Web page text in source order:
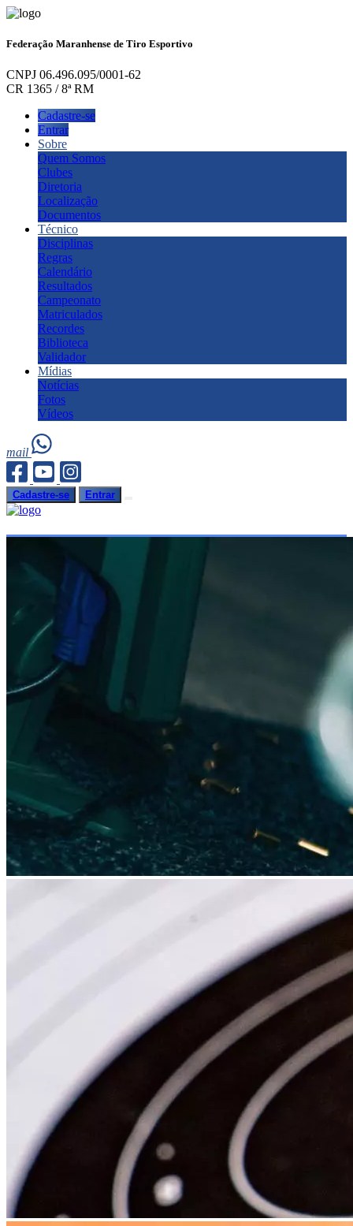
Federação Maranhense de Tiro Esportivo
CNPJ 06.496.095/0001-62
CR 1365 / 8ª RM
Cadastre-se
Entrar
Sobre
Quem Somos
Clubes
Diretoria
Localização
Documentos
Técnico
Disciplinas
Regras
Calendário
Resultados
Campeonato
Matriculados
Recordes
Biblioteca
Validador
Mídias
Notícias
Fotos
Vídeos
mail
Cadastre-se Entrar